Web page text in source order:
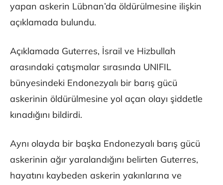
yapan askerin Lübnan’da öldürülmesine ilişkin
açıklamada bulundu.
Açıklamada Guterres, İsrail ve Hizbullah
arasındaki çatışmalar sırasında UNIFIL
bünyesindeki Endonezyalı bir barış gücü
askerinin öldürülmesine yol açan olayı şiddetle
kınadığını bildirdi.
Aynı olayda bir başka Endonezyalı barış gücü
askerinin ağır yaralandığını belirten Guterres,
hayatını kaybeden askerin yakınlarına ve